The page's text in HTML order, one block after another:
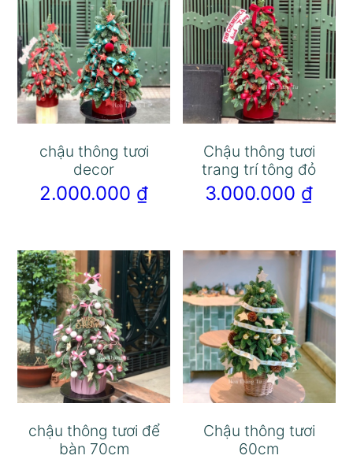
chậu thông tươi
decor
2.000.000 ₫
Chậu thông tươi
trang trí tông đỏ
3.000.000 ₫
chậu thông tươi để
bàn 70cm
Chậu thông tươi
60cm